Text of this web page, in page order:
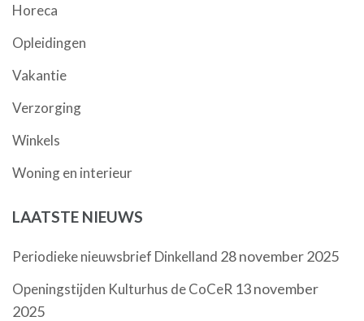
Horeca
Opleidingen
Vakantie
Verzorging
Winkels
Woning en interieur
LAATSTE NIEUWS
Periodieke nieuwsbrief Dinkelland 28 november 2025
Openingstijden Kulturhus de CoCeR 13 november
2025